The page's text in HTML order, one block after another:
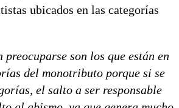
ubicados en las categorías
preocuparse son los que están en
del monotributo porque si se
el salto a ser responsable